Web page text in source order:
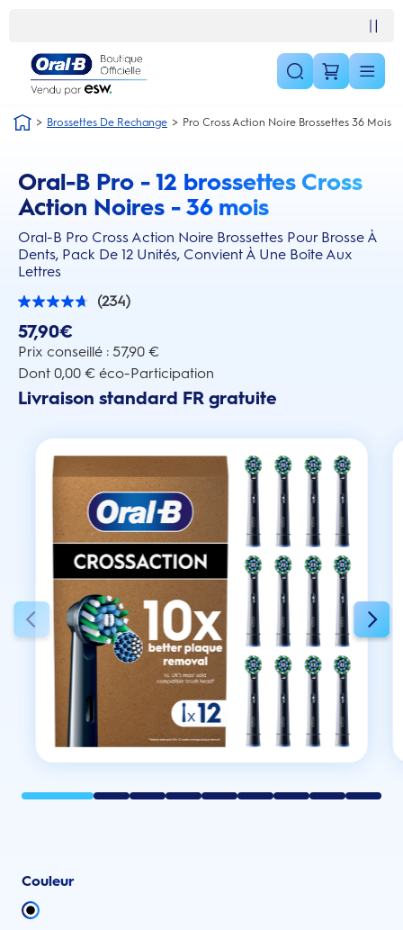
Brossettes De Rechange Pro Cross Action Noire Brossettes 36 Mois
Oral-B Pro - 12 brossettes Cross
Action Noires - 36 mois
Oral-B Pro Cross Action Noire Brossettes Pour Brosse À
Dents, Pack De 12 Unités, Convient À Une Boîte Aux
Lettres
this action will scroll you to the reviews section
(234)
4.7
5
étoiles.
avis
57,90€
Prix conseillé : 57,90 €
Dont 0,00 € éco-Participation
Livraison standard FR gratuite
Couleur